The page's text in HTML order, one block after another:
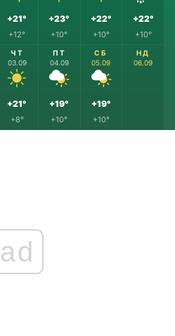
+21°
+12°
+23°
+10°
+22°
+10°
+22°
+10°
ЧТ
03.09
+21°
+8°
ПТ
04.09
+19°
+10°
СБ
05.09
+19°
+10°
НД
06.09
ad